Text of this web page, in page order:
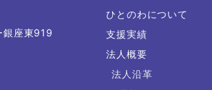
座東919
ひとのわについて
支援実績
法人概要
法人沿革